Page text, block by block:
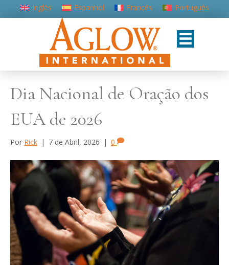
Inglês Espanhol Francês Português
Dia Nacional de Oração dos
EUA de 2026
Por Rick | 7 de Abril, 2026 | 0